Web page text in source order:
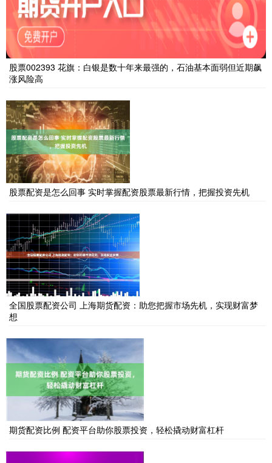
股票002393 花旗：白银是数十年来最强的，石油基本面弱但近期飙
涨风险高
股票配资是怎么回事 实时掌握配资股票最新行情，把握投资先机
全国股票配资公司 上海期货配资：助您把握市场先机，实现财富梦
想
期货配资比例 配资平台助你股票投资，轻松撬动财富杠杆